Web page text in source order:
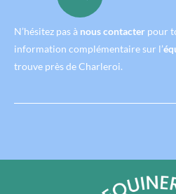
N’hésitez pas à nous contacter pour
information complémentaire sur l’
trouve près de Charleroi.